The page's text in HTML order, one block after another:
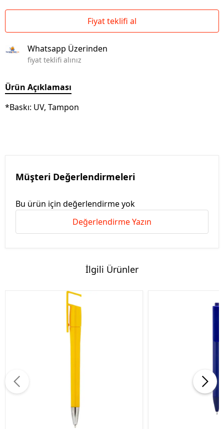
Fiyat teklifi al
Whatsapp Üzerinden
fiyat teklifi alınız
Ürün Açıklaması
*Baskı: UV, Tampon
Müşteri Değerlendirmeleri
Bu ürün için değerlendirme yok
Değerlendirme Yazın
İlgili Ürünler